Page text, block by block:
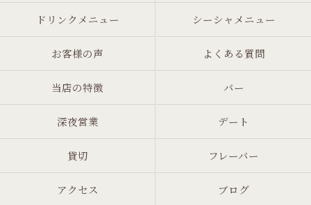
ドリンクメニュー シーシャメニュー
お客様の声 よくある質問
当店の特徴 バー
深夜営業 デート
貸切 フレーバー
アクセス ブログ